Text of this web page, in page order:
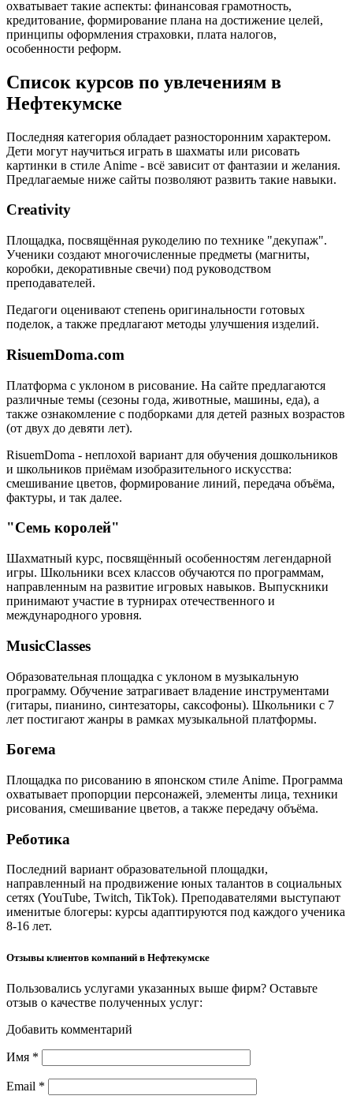
охватывает такие аспекты: финансовая грамотность,
кредитование, формирование плана на достижение целей,
принципы оформления страховки, плата налогов,
особенности реформ.
Список курсов по увлечениям в
Нефтекумске
Последняя категория обладает разносторонним характером.
Дети могут научиться играть в шахматы или рисовать
картинки в стиле Anime - всё зависит от фантазии и желания.
Предлагаемые ниже сайты позволяют развить такие навыки.
Creativity
Площадка, посвящённая рукоделию по технике "декупаж".
Ученики создают многочисленные предметы (магниты,
коробки, декоративные свечи) под руководством
преподавателей.
Педагоги оценивают степень оригинальности готовых
поделок, а также предлагают методы улучшения изделий.
RisuemDoma.com
Платформа с уклоном в рисование. На сайте предлагаются
различные темы (сезоны года, животные, машины, еда), а
также ознакомление с подборками для детей разных возрастов
(от двух до девяти лет).
RisuemDoma - неплохой вариант для обучения дошкольников
и школьников приёмам изобразительного искусства:
смешивание цветов, формирование линий, передача объёма,
фактуры, и так далее.
"Семь королей"
Шахматный курс, посвящённый особенностям легендарной
игры. Школьники всех классов обучаются по программам,
направленным на развитие игровых навыков. Выпускники
принимают участие в турнирах отечественного и
международного уровня.
MusicClasses
Образовательная площадка с уклоном в музыкальную
программу. Обучение затрагивает владение инструментами
(гитары, пианино, синтезаторы, саксофоны). Школьники с 7
лет постигают жанры в рамках музыкальной платформы.
Богема
Площадка по рисованию в японском стиле Anime. Программа
охватывает пропорции персонажей, элементы лица, техники
рисования, смешивание цветов, а также передачу объёма.
Реботика
Последний вариант образовательной площадки,
направленный на продвижение юных талантов в социальных
сетях (YouTube, Twitch, TikTok). Преподавателями выступают
именитые блогеры: курсы адаптируются под каждого ученика
8-16 лет.
Отзывы клиентов компаний в Нефтекумске
Пользовались услугами указанных выше фирм? Оставьте
отзыв о качестве полученных услуг:
Добавить комментарий
Имя *
Email *